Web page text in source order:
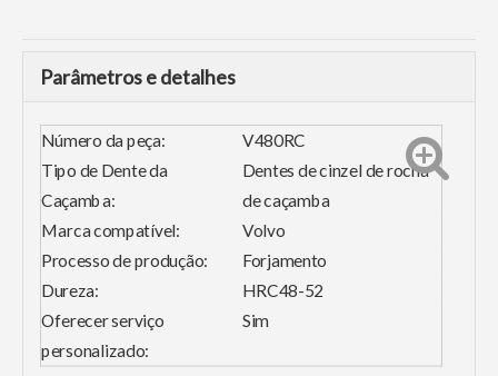
Parâmetros e detalhes
Número da peça:
V480RC
Tipo de Dente da
Caçamba:
Dentes de cinzel de rocha
de caçamba
Marca compatível:
Volvo
Processo de produção:
Forjamento
Dureza:
HRC48-52
Oferecer serviço
personalizado:
Sim